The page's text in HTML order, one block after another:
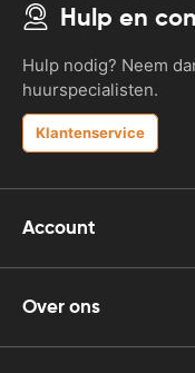
Hulp en
Hulp nodig? Neem
huurspecialisten.
Klantenservice
Account
Over ons